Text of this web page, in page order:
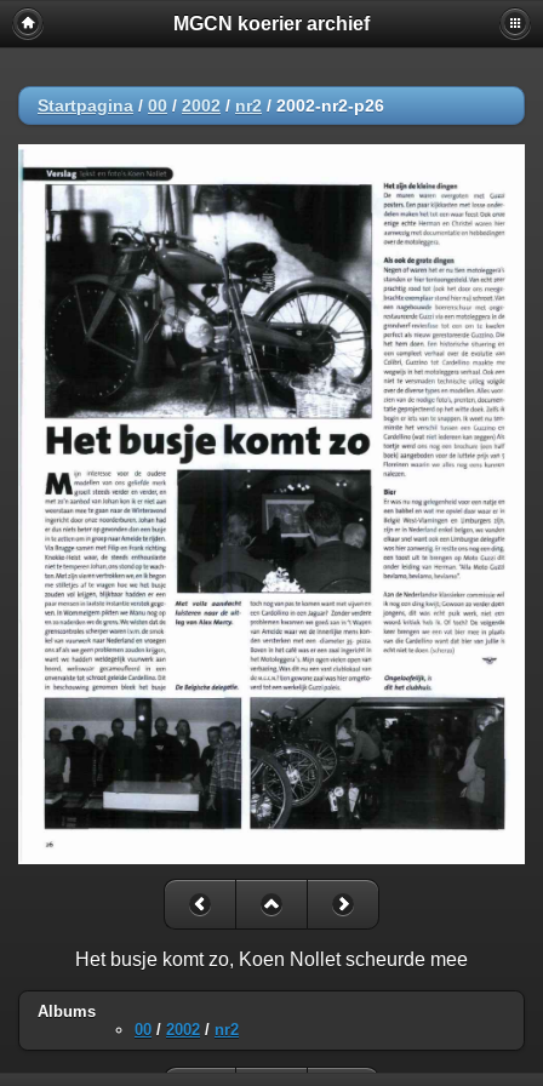
MGCN koerier archief
Startpagina / 00 / 2002 / nr2 / 2002-nr2-p26
Het busje komt zo, Koen Nollet scheurde mee
Albums
00 / 2002 / nr2